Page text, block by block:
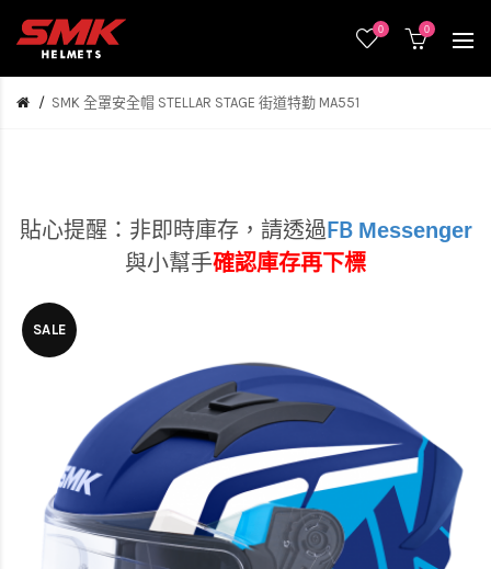
0 0
SMK 全罩安全帽 STELLAR STAGE 街道特勤 MA551
貼心提醒：非即時庫存， 請透過 FB Messenger
與小幫手確認庫存再下標
SALE